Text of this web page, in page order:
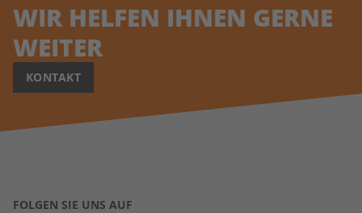
WIR HELFEN IHNEN GERNE
WEITER
KONTAKT
FOLGEN SIE UNS AUF